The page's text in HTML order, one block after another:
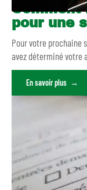
Comment
pour une
Pour votre prochaine
avez déterminé votre
En savoir plus